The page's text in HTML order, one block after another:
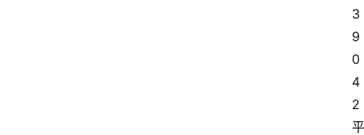
3
9
0
4
2
平